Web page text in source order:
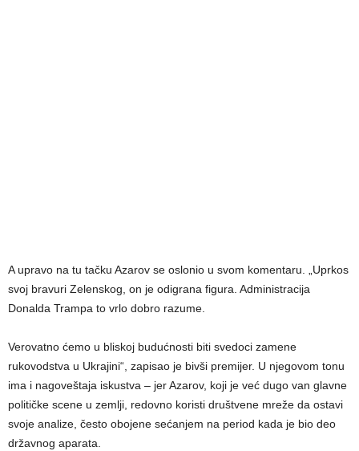
A upravo na tu tačku Azarov se oslonio u svom komentaru. „Uprkos
svoj bravuri Zelenskog, on je odigrana figura. Administracija
Donalda Trampa to vrlo dobro razume.
Verovatno ćemo u bliskoj budućnosti biti svedoci zamene
rukovodstva u Ukrajini“, zapisao je bivši premijer. U njegovom tonu
ima i nagoveštaja iskustva – jer Azarov, koji je već dugo van glavne
političke scene u zemlji, redovno koristi društvene mreže da ostavi
svoje analize, često obojene sećanjem na period kada je bio deo
državnog aparata.